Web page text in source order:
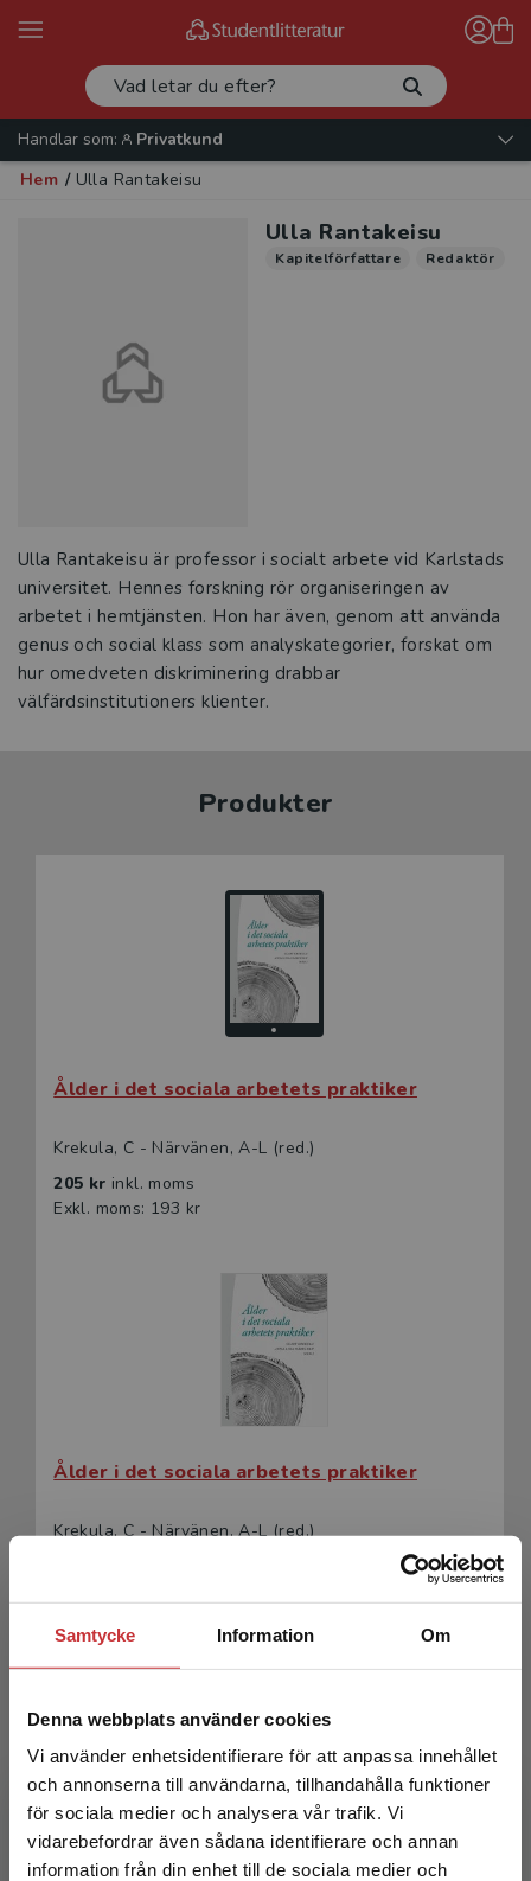
Samtycke Information Om
Denna webbplats använder cookies
Vi använder enhetsidentifierare för att anpassa innehållet
och annonserna till användarna, tillhandahålla funktioner
för sociala medier och analysera vår trafik. Vi
vidarebefordrar även sådana identifierare och annan
information från din enhet till de sociala medier och
Begränsad fraktregion
Handlar som:
Privatkund
Hem / Ulla Rantakeisu
Ulla Rantakeisu
Kapitelförfattare Redaktör
Ulla Rantakeisu är professor i socialt arbete vid Karlstads
universitet. Hennes forskning rör organiseringen av
arbetet i hemtjänsten. Hon har även, genom att använda
genus och social klass som analyskategorier, forskat om
hur omedveten diskriminering drabbar
välfärdsinstitutioners klienter.
Produkter
Ålder i det sociala arbetets praktiker
Krekula, C - Närvänen, A-L (red.)
205 kr inkl. moms
Exkl. moms: 193 kr
Ålder i det sociala arbetets praktiker
Krekula, C - Närvänen, A-L (red.)
Utsatthet, marginalisering och utanförskap